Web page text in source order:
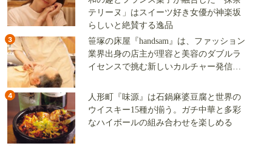
テリーヌ」はスイーツ好き女優が神楽坂
らしいと絶賛する逸品
3
笹塚の床屋『handsam』は、ファッション
業界出身の店主が理容と美容のダブルラ
イセンスで挑む新しいカルチャー発信基
4
人形町『味源』は石鍋麻婆豆腐と世界の
ウイスキー15種が揃う。ガチ中華と多彩
なハイボールの組み合わせを楽しめる